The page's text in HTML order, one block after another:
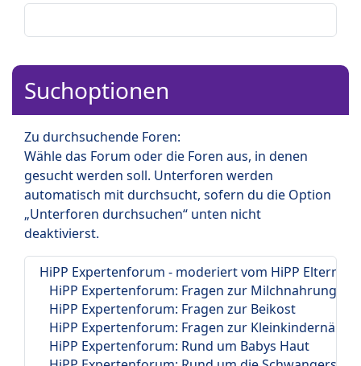
Suchoptionen
Zu durchsuchende Foren:
Wähle das Forum oder die Foren aus, in denen
gesucht werden soll. Unterforen werden
automatisch mit durchsucht, sofern du die Option
„Unterforen durchsuchen“ unten nicht
deaktivierst.